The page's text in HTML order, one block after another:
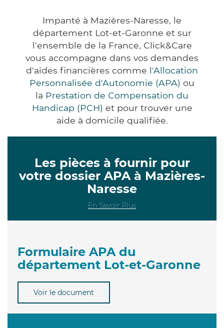
Impanté à Mazières-Naresse, le
département Lot-et-Garonne et sur
l'ensemble de la France, Click&Care
vous accompagne dans vos demandes
d'aides financières comme l'Allocation
Personnalisée d'Autonomie (APA) ou
la Prestation de Compensation du
Handicap (PCH) et pour trouver une
aide à domicile qualifiée.
Les pièces à fournir pour
votre dossier APA à Mazières-
Naresse
En Savoir Plus
Formulaire APA du
département Lot-et-Garonne
Voir le document